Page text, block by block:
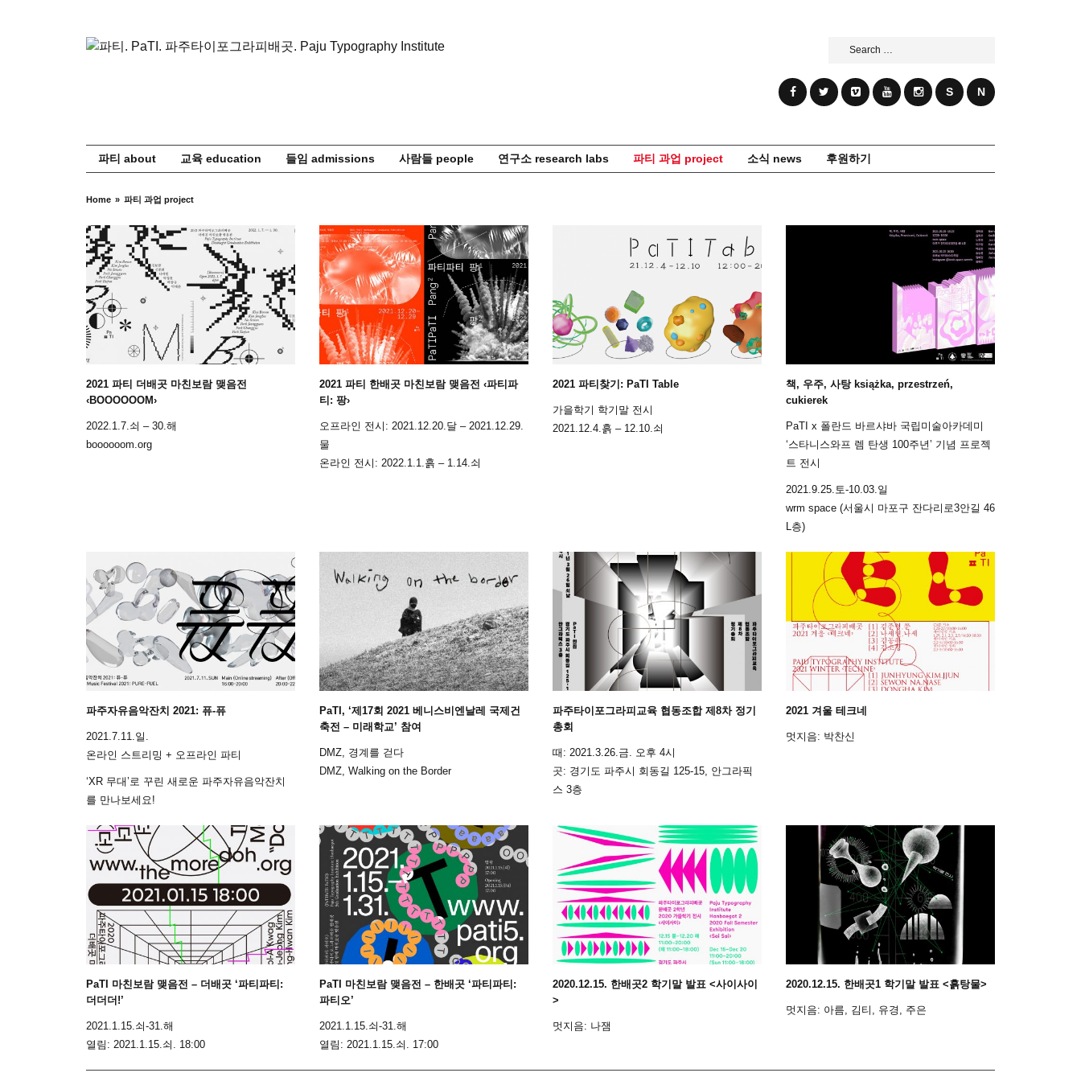
content
Search
S N
파티 about 교육 education 들임 admissions 사람들 people 연구소 research labs 파티 과업 project 소식 news 후원하기
Home 파티 과업 project
2021 파티 더배곳 마친보람 맺음전
‹BOOOOOOM›
2022.1.7.쇠 – 30.해
boooooom.org
2021 파티 한배곳 마친보람 맺음전 ‹파티파
티: 팡›
오프라인 전시: 2021.12.20.달 – 2021.12.29.
물
온라인 전시: 2022.1.1.흙 – 1.14.쇠
2021 파티찾기: PaTI Table
가을학기 학기말 전시
2021.12.4.흙 – 12.10.쇠
책, 우주, 사탕 książka, przestrzeń,
cukierek
PaTI x 폴란드 바르샤바 국립미술아카데미
‘스타니스와프 렘 탄생 100주년’ 기념 프로젝
트 전시
2021.9.25.토-10.03.일
wrm space (서울시 마포구 잔다리로3안길 46
L층)
파주자유음악잔치 2021: 퓨-퓨
2021.7.11.일.
온라인 스트리밍 + 오프라인 파티
‘XR 무대’로 꾸린 새로운 파주자유음악잔치
를 만나보세요!
PaTI, ‘제17회 2021 베니스비엔날레 국제건
축전 – 미래학교’ 참여
DMZ, 경계를 걷다
DMZ, Walking on the Border
파주타이포그라피교육 협동조합 제8차 정기
총회
때: 2021.3.26.금. 오후 4시
곳: 경기도 파주시 회동길 125-15, 안그라픽
스 3층
2021 겨울 테크네
멋지음: 박찬신
PaTI 마친보람 맺음전 – 더배곳 ‘파티파티:
더더더!’
2021.1.15.쇠-31.해
열림: 2021.1.15.쇠. 18:00
PaTI 마친보람 맺음전 – 한배곳 ‘파티파티:
파티오’
2021.1.15.쇠-31.해
열림: 2021.1.15.쇠. 17:00
2020.12.15. 한배곳2 학기말 발표 <사이사이
>
멋지음: 나잼
2020.12.15. 한배곳1 학기말 발표 <흙탕물>
멋지음: 아름, 김티, 유경, 주은